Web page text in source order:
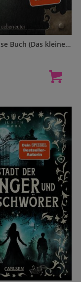
Das kleine Böse Buch (Das kleine Böse Buch, Bd. 1)..1